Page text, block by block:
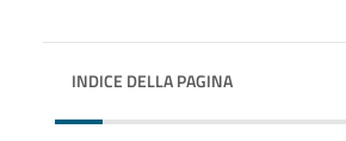
INDICE DELLA PAGINA